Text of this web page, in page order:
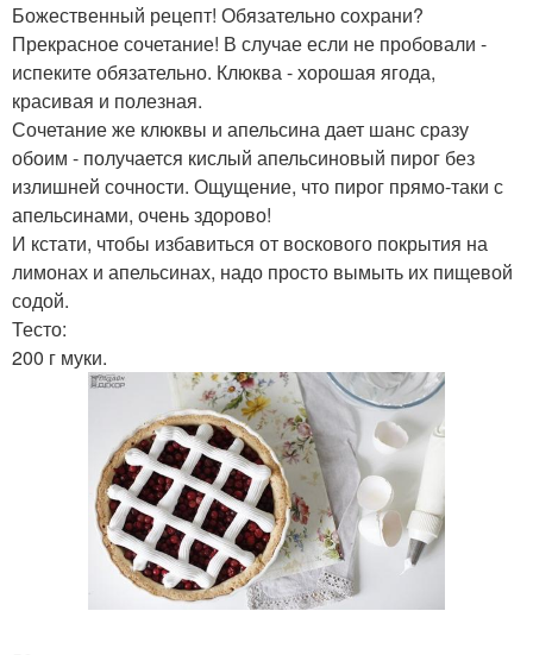
Божественный рецепт! Обязательно сохрани?
Прекрасное сочетание! В случае если не пробовали -
испеките обязательно. Клюква - хорошая ягода,
красивая и полезная.
Сочетание же клюквы и апельсина дает шанс сразу
обоим - получается кислый апельсиновый пирог без
излишней сочности. Ощущение, что пирог прямо-таки с
апельсинами, очень здорово!
И кстати, чтобы избавиться от воскового покрытия на
лимонах и апельсинах, надо просто вымыть их пищевой
содой.
Тесто:
200 г муки.